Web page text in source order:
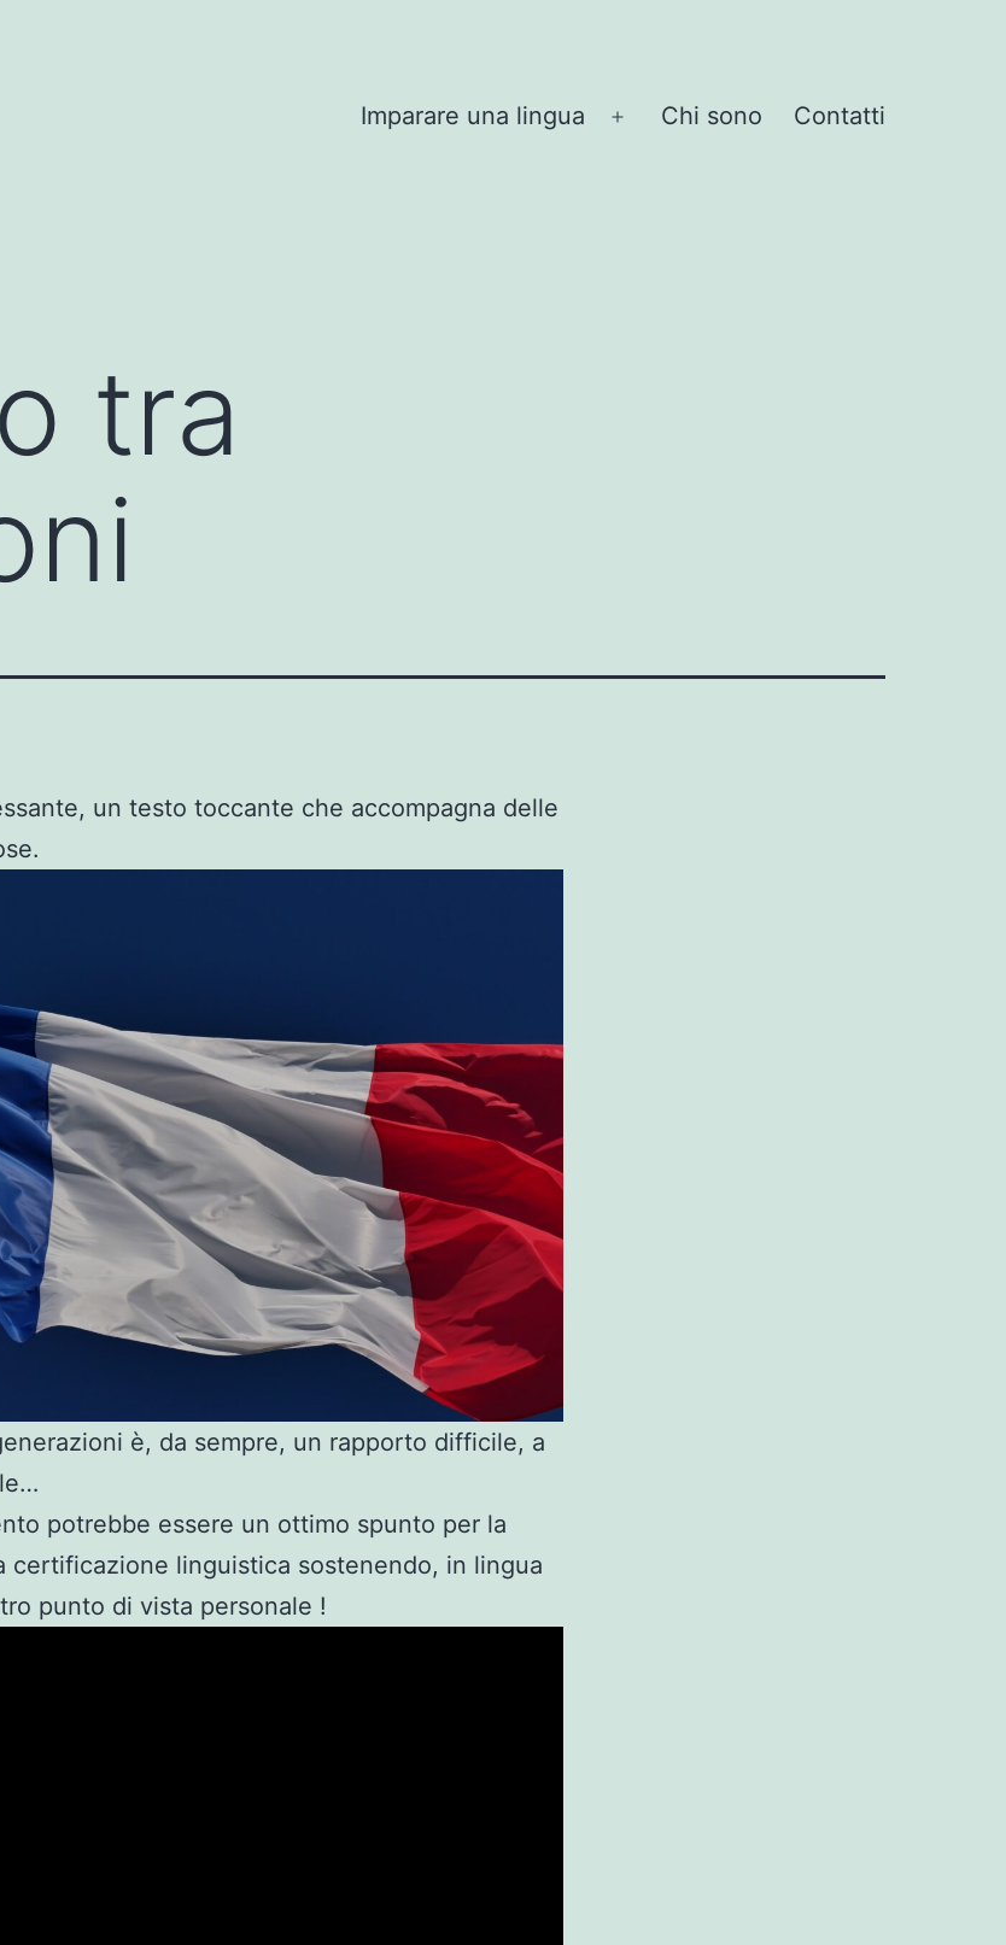
Imparare una lingua Chi sono Contatti
tra
un testo toccante che accompagna delle
è, da sempre, un rapporto difficile, a
potrebbe essere un ottimo spunto per la
certificazione linguistica sostenendo, in lingua
punto di vista personale !